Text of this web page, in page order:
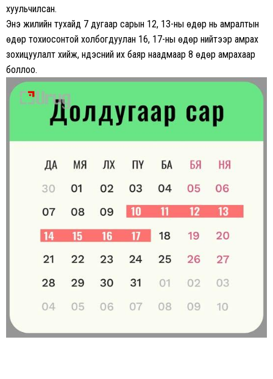
хуульчилсан.
Энэ жилийн тухайд 7 дугаар сарын 12, 13-ны өдөр нь амралтын
өдөр тохиосонтой холбогдуулан 16, 17-ны өдөр нийтээр амрах
зохицуулалт хийж, Үндэсний их баяр наадмаар 8 өдөр амрахаар
боллоо.